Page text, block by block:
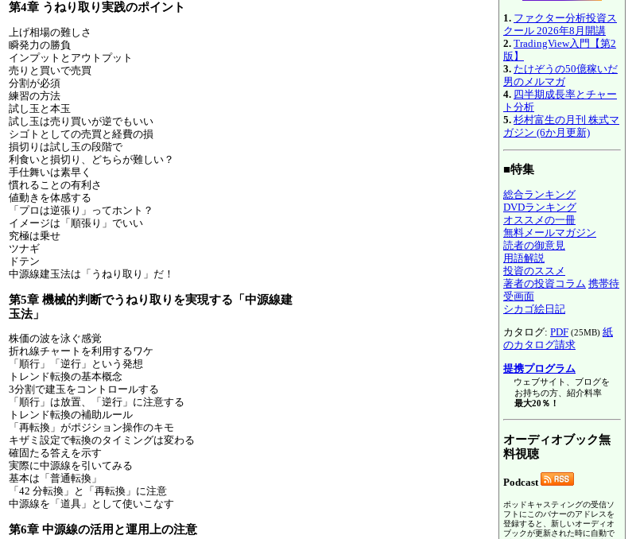
第4章 うねり取り実践のポイント
上げ相場の難しさ
瞬発力の勝負
インプットとアウトプット
売りと買いで売買
分割が必須
練習の方法
試し玉と本玉
試し玉は売り買いが逆でもいい
シゴトとしての売買と経費の損
損切りは試し玉の段階で
利食いと損切り、どちらが難しい？
手仕舞いは素早く
慣れることの有利さ
値動きを体感する
「プロは逆張り」ってホント？
イメージは「順張り」でいい
究極は乗せ
ツナギ
ドテン
中源線建玉法は「うねり取り」だ！
第5章 機械的判断でうねり取りを実現する「中源線建
玉法」
株価の波を泳ぐ感覚
折れ線チャートを利用するワケ
「順行」「逆行」という発想
トレンド転換の基本概念
3分割で建玉をコントロールする
「順行」は放置、「逆行」に注意する
トレンド転換の補助ルール
「再転換」がポジション操作のキモ
キザミ設定で転換のタイミングは変わる
確固たる答えを示す
実際に中源線を引いてみる
基本は「普通転換」
「42 分転換」と「再転換」に注意
中源線を「道具」として使いこなす
第6章 中源線の活用と運用上の注意
1. ファクター分析投資ス
クール 2026年8月開講
2. TradingView入門【第2
版】
3. たけぞうの50億稼いだ
男のメルマガ
4. 四半期成長率とチャー
ト分析
5. 杉村富生の月刊 株式マ
ガジン (6か月更新)
■特集
総合ランキング
DVDランキング
オススメの一冊
無料メールマガジン
読者の御意見
用語解説
投資のススメ
著者の投資コラム 携帯待
受画面
シカゴ絵日記
カタログ: PDF (25MB) 紙
のカタログ請求
提携プログラム
ウェブサイト、ブログを
お持ちの方、紹介料率
最大20％！
オーディオブック無
料視聴
Podcast
ポッドキャスティングの受信ソ
フトにこのバナーのアドレスを
登録すると、新しいオーディオ
ブックが更新された時に自動で